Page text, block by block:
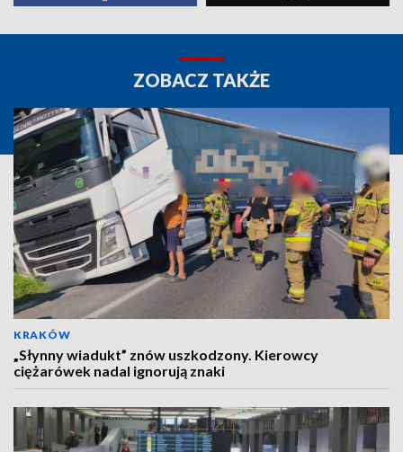
ZOBACZ TAKŻE
KRAKÓW
„Słynny wiadukt” znów uszkodzony. Kierowcy
ciężarówek nadal ignorują znaki